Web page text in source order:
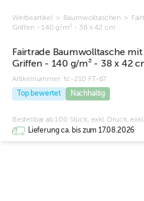
Werbeartikel > Baumwolltaschen >
Griffen - 140 g/m² - 38 x 42 cm
Fairtrade Baumwolltasche
Griffen - 140 g/m² - 38 x 42
Artikelnummer:tc-210 FT-67
Top bewertet
Nachhaltig
Bestellbar ab 100 Stück, exkl. Druck,
Lieferung ca. bis zum 17.08.2026